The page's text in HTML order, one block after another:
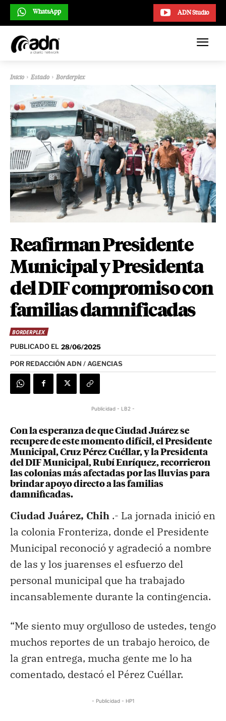
ADN Studio
WhatsApp
Inicio Estado Borderplex
Reafirman Presidente
Municipal y Presidenta
del DIF compromiso con
familias damnificadas
BORDERPLEX
PUBLICADO EL 28/06/2025
POR REDACCIÓN ADN / AGENCIAS
Publicidad - LB2 -
Con la esperanza de que Ciudad Juárez se
recupere de este momento difícil, el Presidente
Municipal, Cruz Pérez Cuéllar, y la Presidenta
del DIF Municipal, Rubí Enríquez, recorrieron
las colonias más afectadas por las lluvias para
brindar apoyo directo a las familias
damnificadas.
Ciudad Juárez, Chih .- La jornada inició en
la colonia Fronteriza, donde el Presidente
Municipal reconoció y agradeció a nombre
de las y los juarenses el esfuerzo del
personal municipal que ha trabajado
incansablemente durante la contingencia.
“Me siento muy orgulloso de ustedes, tengo
muchos reportes de un trabajo heroico, de
la gran entrega, mucha gente me lo ha
comentado, destacó el Pérez Cuéllar.
- Publicidad - HP1